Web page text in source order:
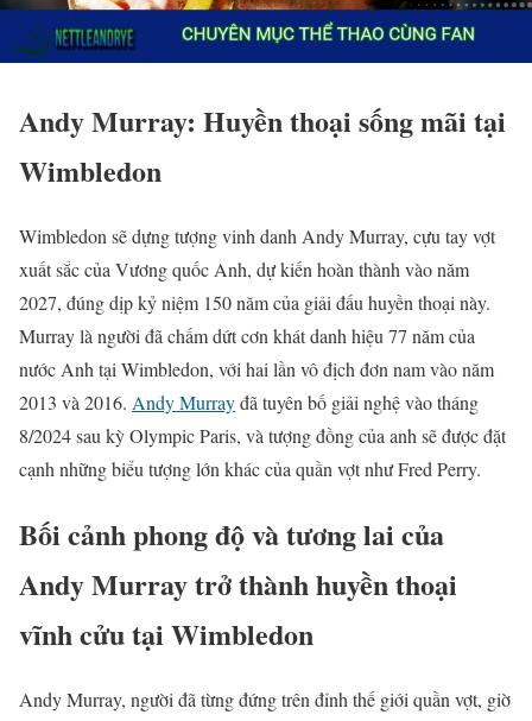
Andy Murray: Huyền thoại sống mãi tại
Wimbledon
Wimbledon sẽ dựng tượng vinh danh Andy Murray, cựu tay vợt
xuất sắc của Vương quốc Anh, dự kiến hoàn thành vào năm
2027, đúng dịp kỷ niệm 150 năm của giải đấu huyền thoại này.
Murray là người đã chấm dứt cơn khát danh hiệu 77 năm của
nước Anh tại Wimbledon, với hai lần vô địch đơn nam vào năm
2013 và 2016. Andy Murrayđã tuyên bố giải nghệ vào tháng
8/2024 sau kỳ Olympic Paris, và tượng đồng của anh sẽ được đặt
cạnh những biểu tượng lớn khác của quần vợt như Fred Perry.
Bối cảnh phong độ và tương lai của
Andy Murray trở thành huyền thoại
vĩnh cửu tại Wimbledon
Andy Murray, người đã từng đứng trên đỉnh thế giới quần vợt, giờ